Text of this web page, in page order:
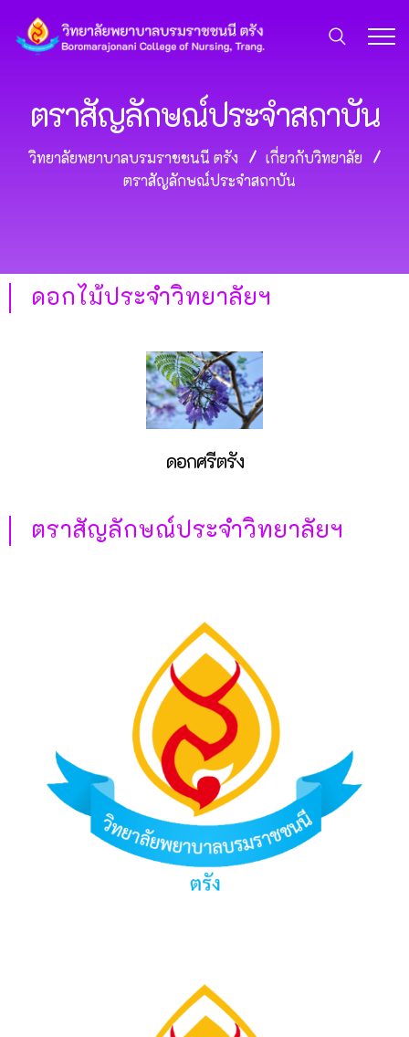
ตราสัญลักษณ์ประจำสถาบัน
วิทยาลัยพยาบาลบรมราชชนนี ตรัง
เกี่ยวกับวิทยาลัย
ตราสัญลักษณ์ประจำสถาบัน
ดอกไม้ประจำวิทยาลัยฯ
ดอกศรีตรัง
ตราสัญลักษณ์ประจำวิทยาลัยฯ